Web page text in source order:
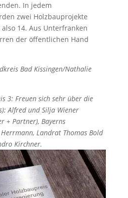
In jedem
zwei Holzbauprojekte
14. Aus Unterfranken
der öffentlichen Hand
Bad Kissingen/Nathalie
3: Freuen sich sehr über die
Alfred und Silja Wiener
+ Partner), Bayerns
Landrat Thomas Bold
Kirchner.